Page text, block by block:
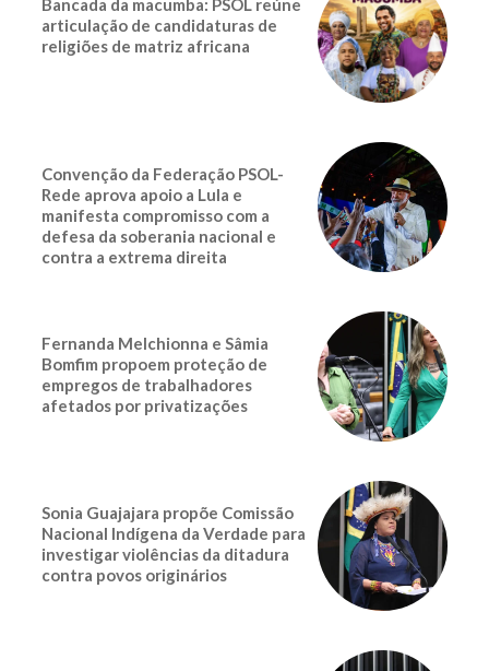
Bancada da macumba: PSOL reúne
articulação de candidaturas de
religiões de matriz africana
Convenção da Federação PSOL-
Rede aprova apoio a Lula e
manifesta compromisso com a
defesa da soberania nacional e
contra a extrema direita
Fernanda Melchionna e Sâmia
Bomfim propoem proteção de
empregos de trabalhadores
afetados por privatizações
Sonia Guajajara propõe Comissão
Nacional Indígena da Verdade para
investigar violências da ditadura
contra povos originários